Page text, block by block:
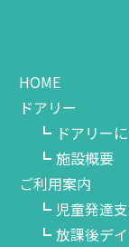
HOME
ドアリー
ドアリー
施設概要
ご利用案内
児童発達
放課後デ